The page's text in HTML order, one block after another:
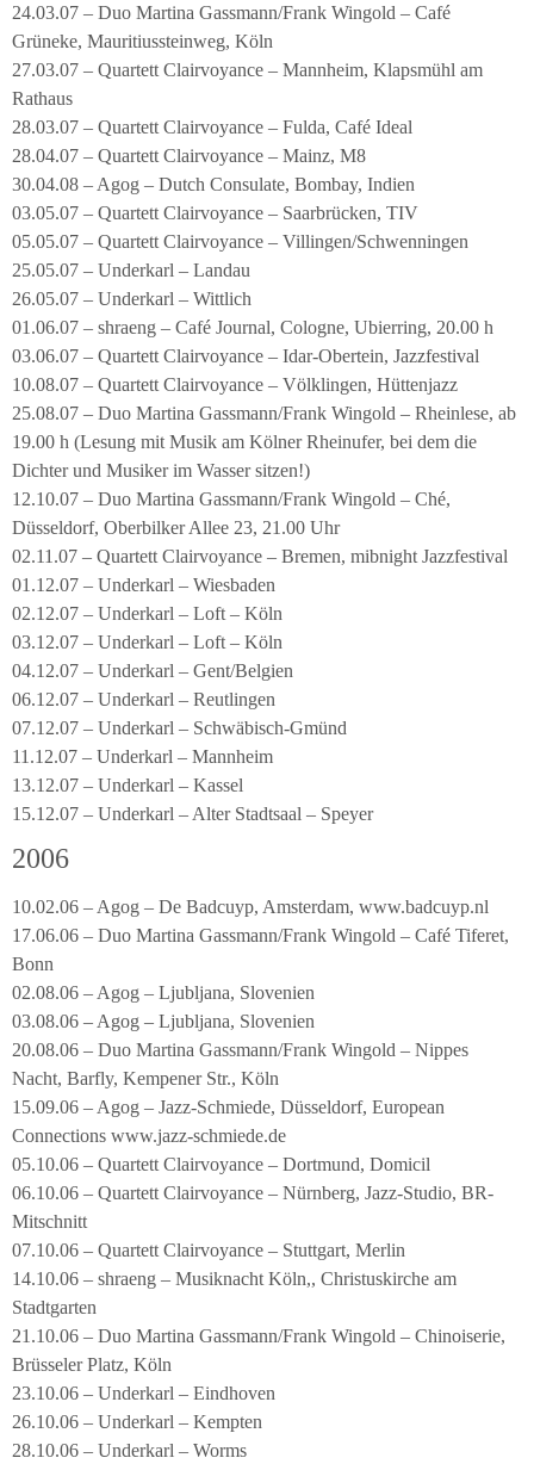
24.03.07 – Duo Martina Gassmann/Frank Wingold – Café
Grüneke, Mauritiussteinweg, Köln
27.03.07 – Quartett Clairvoyance – Mannheim, Klapsmühl am
Rathaus
28.03.07 – Quartett Clairvoyance – Fulda, Café Ideal
28.04.07 – Quartett Clairvoyance – Mainz, M8
30.04.08 – Agog – Dutch Consulate, Bombay, Indien
03.05.07 – Quartett Clairvoyance – Saarbrücken, TIV
05.05.07 – Quartett Clairvoyance – Villingen/Schwenningen
25.05.07 – Underkarl – Landau
26.05.07 – Underkarl – Wittlich
01.06.07 – shraeng – Café Journal, Cologne, Ubierring, 20.00 h
03.06.07 – Quartett Clairvoyance – Idar-Obertein, Jazzfestival
10.08.07 – Quartett Clairvoyance – Völklingen, Hüttenjazz
25.08.07 – Duo Martina Gassmann/Frank Wingold – Rheinlese, ab
19.00 h (Lesung mit Musik am Kölner Rheinufer, bei dem die
Dichter und Musiker im Wasser sitzen!)
12.10.07 – Duo Martina Gassmann/Frank Wingold – Ché,
Düsseldorf, Oberbilker Allee 23, 21.00 Uhr
02.11.07 – Quartett Clairvoyance – Bremen, mibnight Jazzfestival
01.12.07 – Underkarl – Wiesbaden
02.12.07 – Underkarl – Loft – Köln
03.12.07 – Underkarl – Loft – Köln
04.12.07 – Underkarl – Gent/Belgien
06.12.07 – Underkarl – Reutlingen
07.12.07 – Underkarl – Schwäbisch-Gmünd
11.12.07 – Underkarl – Mannheim
13.12.07 – Underkarl – Kassel
15.12.07 – Underkarl – Alter Stadtsaal – Speyer
2006
10.02.06 – Agog – De Badcuyp, Amsterdam, www.badcuyp.nl
17.06.06 – Duo Martina Gassmann/Frank Wingold – Café Tiferet,
Bonn
02.08.06 – Agog – Ljubljana, Slovenien
03.08.06 – Agog – Ljubljana, Slovenien
20.08.06 – Duo Martina Gassmann/Frank Wingold – Nippes
Nacht, Barfly, Kempener Str., Köln
15.09.06 – Agog – Jazz-Schmiede, Düsseldorf, European
Connections www.jazz-schmiede.de
05.10.06 – Quartett Clairvoyance – Dortmund, Domicil
06.10.06 – Quartett Clairvoyance – Nürnberg, Jazz-Studio, BR-
Mitschnitt
07.10.06 – Quartett Clairvoyance – Stuttgart, Merlin
14.10.06 – shraeng – Musiknacht Köln,, Christuskirche am
Stadtgarten
21.10.06 – Duo Martina Gassmann/Frank Wingold – Chinoiserie,
Brüsseler Platz, Köln
23.10.06 – Underkarl – Eindhoven
26.10.06 – Underkarl – Kempten
28.10.06 – Underkarl – Worms